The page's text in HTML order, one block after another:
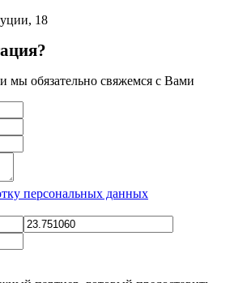
18
мы обязательно свяжемся с Вами
персональных данных